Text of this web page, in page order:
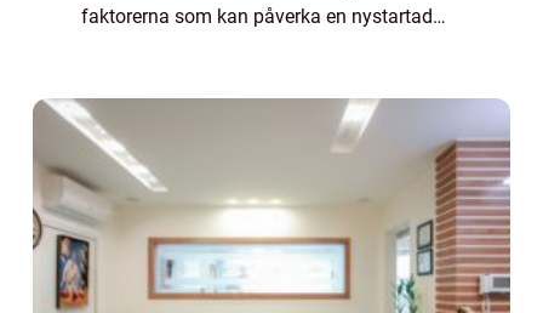
faktorerna som kan påverka en nystartad
nystartade f...